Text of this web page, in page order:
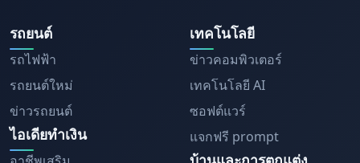
รถยนต์
รถไฟฟ้า
รถยนต์ใหม่
ข่าวรถยนต์
ไอเดียทำเงิน
เทคโนโลยี
ข่าวคอมพิวเตอร์
เทคโนโลยี AI
ซอฟต์แวร์
แจกฟรี prompt